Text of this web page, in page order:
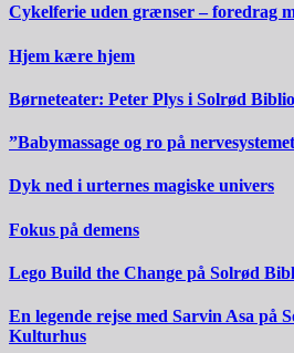
Cykelferie uden grænser – foredrag
Hjem kære hjem
Børneteater: Peter Plys i Solrød
”Babymassage og ro på
Dyk ned i urternes magiske univers
Fokus på demens
Lego Build the Change på Solrød
En legende rejse med Sarvin Asa på
Kulturhus